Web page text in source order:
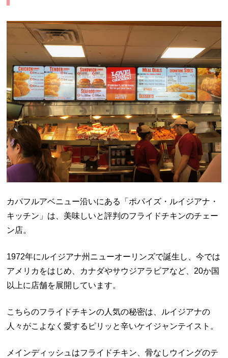
カパフルアベニュー沿いにある「ポパイズ・ルイジアナ・
キッチン」は、美味しいと評判のフライドチキンのチェー
ン店。
1972年にルイジアナ州ニューオーリンズで誕生し、今では
アメリカをはじめ、カナダやサウジアラビアなど、20か国
以上に店舗を展開しています。
こちらのフライドチキンの人気の秘密は、ルイジアナの
人々がこよなく愛するピリッと辛いケイジャンテイスト。
メインディッシュはフライドチキン、骨なしウイングのテ